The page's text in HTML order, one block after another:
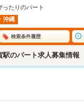
ったりのパート
沖縄
検索条件履歴
駅のパート求人募集情報